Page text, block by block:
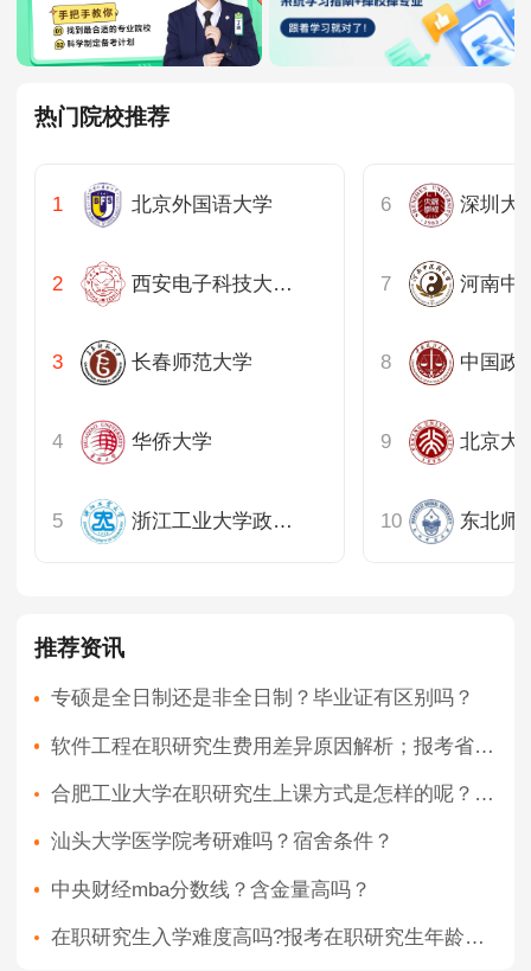
热门院校推荐
北京外国语大学
西安电子科技大学经济与管理学院
长春师范大学
华侨大学
浙江工业大学政治与公共管理学院
深圳大
河南中
推荐资讯
专硕是全日制还是非全日制？毕业证有区别吗？
软件工程在职研究生费用差异原因解析；报考省钱小妙招
合肥工业大学在职研究生上课方式是怎样的呢？学习年限
汕头大学医学院考研难吗？宿舍条件？
中央财经mba分数线？含金量高吗？
在职研究生入学难度高吗?报考在职研究生年龄限制吗?